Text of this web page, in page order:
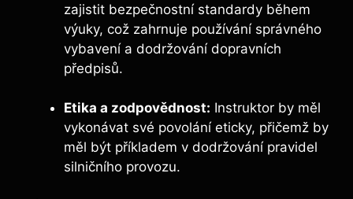
zajistit bezpečnostní standardy během
výuky, což zahrnuje používání správného
vybavení a dodržování dopravních
předpisů.
Etika a zodpovědnost: Instruktor by měl
vykonávat své povolání eticky, přičemž by
měl být příkladem v dodržování pravidel
silničního provozu.